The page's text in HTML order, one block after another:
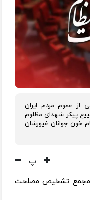
عموم مردم ایران
پیکر شهدای مظلوم
خون جوانان غیورشان
پ
مجمع تشخیص مصلحت